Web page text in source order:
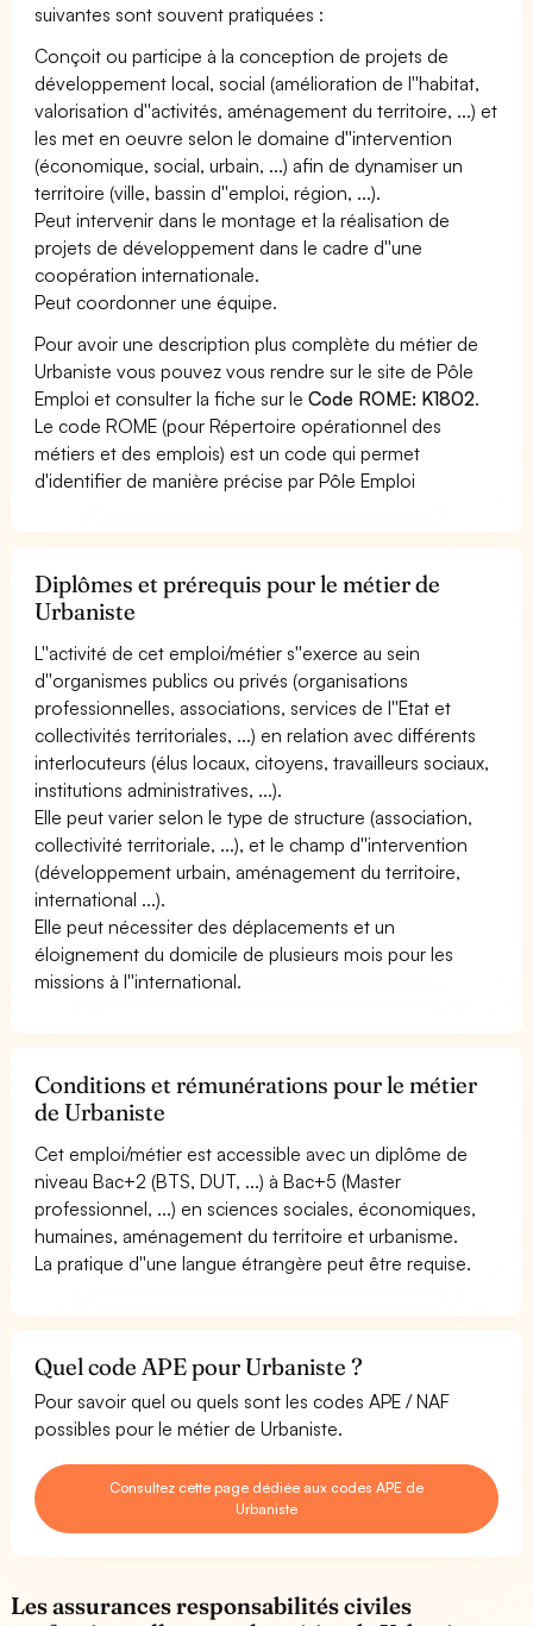
suivantes sont souvent pratiquées :
Conçoit ou participe à la conception de projets de
développement local, social (amélioration de l''habitat,
valorisation d''activités, aménagement du territoire, ...) et
les met en oeuvre selon le domaine d''intervention
(économique, social, urbain, ...) afin de dynamiser un
territoire (ville, bassin d''emploi, région, ...).
Peut intervenir dans le montage et la réalisation de
projets de développement dans le cadre d''une
coopération internationale.
Peut coordonner une équipe.
Pour avoir une description plus complète du métier de
Urbaniste vous pouvez vous rendre sur le site de Pôle
Emploi et consulter la fiche sur leCode ROME: K1802.
Le code ROME (pour Répertoire opérationnel des
métiers et des emplois) est un code qui permet
d'identifier de manière précise par Pôle Emploi
Diplômes et prérequis pour le métier de
Urbaniste
L''activité de cet emploi/métier s''exerce au sein
d''organismes publics ou privés (organisations
professionnelles, associations, services de l''Etat et
collectivités territoriales, ...) en relation avec différents
interlocuteurs (élus locaux, citoyens, travailleurs sociaux,
institutions administratives, ...).
Elle peut varier selon le type de structure (association,
collectivité territoriale, ...), et le champ d''intervention
(développement urbain, aménagement du territoire,
international ...).
Elle peut nécessiter des déplacements et un
éloignement du domicile de plusieurs mois pour les
missions à l''international.
Conditions et rémunérations pour le métier
de Urbaniste
Cet emploi/métier est accessible avec un diplôme de
niveau Bac+2 (BTS, DUT, ...) à Bac+5 (Master
professionnel, ...) en sciences sociales, économiques,
humaines, aménagement du territoire et urbanisme.
La pratique d''une langue étrangère peut être requise.
Quel code APE pour Urbaniste ?
Pour savoir quel ou quels sont les codes APE / NAF
possibles pour le métier de Urbaniste.
Consultez cette page dédiée aux codes APE de
Urbaniste
Les assurances responsabilités civiles